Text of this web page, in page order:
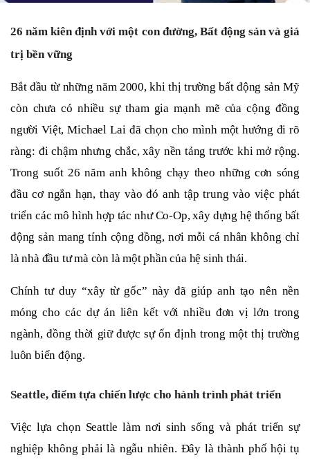
26 năm kiên định với một con đường, Bất động sản và giá
trị bền vững
Bắt đầu từ những năm 2000, khi thị trường bất động sản Mỹ
còn chưa có nhiều sự tham gia mạnh mẽ của cộng đồng
người Việt, Michael Lai đã chọn cho mình một hướng đi rõ
ràng: đi chậm nhưng chắc, xây nền tảng trước khi mở rộng.
Trong suốt 26 năm anh không chạy theo những cơn sóng
đầu cơ ngắn hạn, thay vào đó anh tập trung vào việc phát
triển các mô hình hợp tác như Co-Op, xây dựng hệ thống bất
động sản mang tính cộng đồng, nơi mỗi cá nhân không chỉ
là nhà đầu tư mà còn là một phần của hệ sinh thái.
Chính tư duy “xây từ gốc” này đã giúp anh tạo nên nền
móng cho các dự án liên kết với nhiều đơn vị lớn trong
ngành, đồng thời giữ được sự ổn định trong một thị trường
luôn biến động.
Seattle, điểm tựa chiến lược cho hành trình phát triển
Việc lựa chọn Seattle làm nơi sinh sống và phát triển sự
nghiệp không phải là ngẫu nhiên. Đây là thành phố hội tụ